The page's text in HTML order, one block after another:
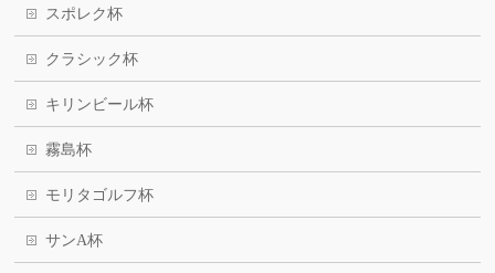
スポレク杯
クラシック杯
キリンビール杯
霧島杯
モリタゴルフ杯
サンA杯